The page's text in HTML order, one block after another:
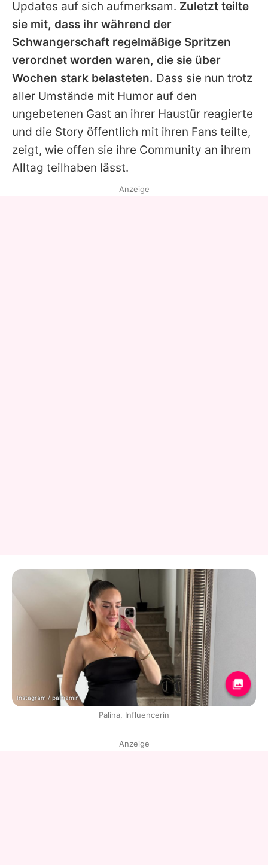
Updates auf sich aufmerksam. Zuletzt teilte
sie mit, dass ihr während der
Schwangerschaft regelmäßige Spritzen
verordnet worden waren, die sie über
Wochen stark belasteten. Dass sie nun trotz
aller Umstände mit Humor auf den
ungebetenen Gast an ihrer Haustür reagierte
und die Story öffentlich mit ihren Fans teilte,
zeigt, wie offen sie ihre Community an ihrem
Alltag teilhaben lässt.
Anzeige
Instagram / palinamin
Palina, Influencerin
Anzeige